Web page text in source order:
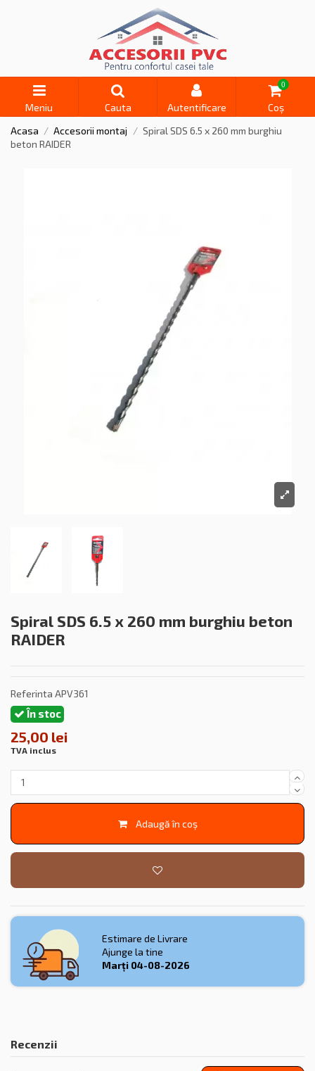
Meniu Cauta Autentificare
0
Coș
Acasa
Accesorii montaj
Spiral SDS 6.5 x 260 mm burghiu
beton RAIDER
Spiral SDS 6.5 x 260 mm burghiu beton
RAIDER
Referinta APV361
În stoc
25,00 lei
TVA inclus
Adaugă în coș
Estimare de Livrare
Ajunge la tine
Marți 04-08-2026
Recenzii